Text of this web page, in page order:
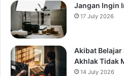
Jangan Ingin
17 July 2026
Akibat
Akhlak Tidak
14 July 2026